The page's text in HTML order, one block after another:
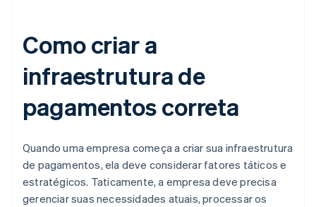
Como criar a
infraestrutura de
pagamentos correta
Quando uma empresa começa a criar sua infraestrutura
de pagamentos, ela deve considerar fatores táticos e
estratégicos. Taticamente, a empresa deve precisa
gerenciar suas necessidades atuais, processar os